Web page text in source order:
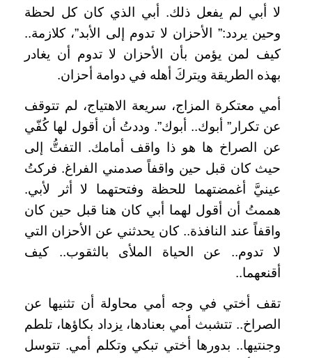
لا أبي لم يفعل ذلك. أبي الذي كان كل لحظة
وحين يردد:” الأحزان لا تدوم إلى الأبد”، كلازمة..
كيف لمن يؤمن بأن الأحزان لا تدوم أن يغادر
بهذه الطريقة ويتركَ أهله في دوامة أحزان.
أمي معتكرة المزاج، سريعة الاهتياج، لم تتوقف
عن تكرار” أبوك.. أبوك”. وددتُ أن أقول لها كُفّي
عن الصراخ ها هو ذا واقف أمامك. التفتُّ إلى
حيث كان قبل حين واقفاً صدمني الفراغ. فركتُ
عينيَّ أغمضتهما للحظة وفتحتهما لا أثر لأبي.
هممتُ أن أقول لهما أبي كان هنا قبل حين كان
واقفاً عند النافذة.. كان يحدثني عن الأحزان التي
لا تدوم.. عن الحياة الملأى بالثقوب.. كيف
أقنعهما..
تقف أختي في وجه أمي محاولة أن تثنيها عن
الصراخ.. تتشبث أمي بعنادها، يزداد بكاؤها، تلطم
وجنتيها.. بدورها أختي تبكي وتكلم أمي. تتوسل